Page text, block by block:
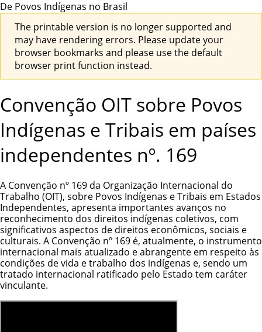
De Povos Indígenas no Brasil
The printable version is no longer supported and
may have rendering errors. Please update your
browser bookmarks and please use the default
browser print function instead.
Convenção OIT sobre Povos
Indígenas e Tribais em países
independentes nº. 169
A Convenção nº 169 da Organização Internacional do
Trabalho (OIT), sobre Povos Indígenas e Tribais em Estados
Independentes, apresenta importantes avanços no
reconhecimento dos direitos indígenas coletivos, com
significativos aspectos de direitos econômicos, sociais e
culturais. A Convenção nº 169 é, atualmente, o instrumento
internacional mais atualizado e abrangente em respeito às
condições de vida e trabalho dos indígenas e, sendo um
tratado internacional ratificado pelo Estado tem caráter
vinculante.